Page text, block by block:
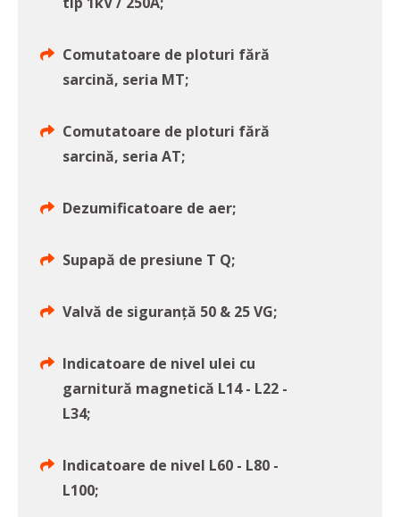
Comutatoare de ploturi fără
sarcină, seria MT;
Comutatoare de ploturi fără
sarcină, seria AT;
Dezumificatoare de aer;
Supapă de presiune T Q;
Valvă de siguranță 50 & 25 VG;
Indicatoare de nivel ulei cu
garnitură magnetică L14 - L22 -
L34;
Indicatoare de nivel L60 - L80 -
L100;